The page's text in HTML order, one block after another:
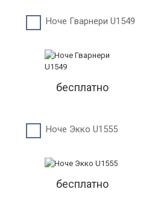
Ноче Гварнери U1549
бесплатно
Ноче Экко U1555
бесплатно